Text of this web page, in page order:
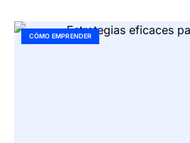
CÓMO EMPRENDER